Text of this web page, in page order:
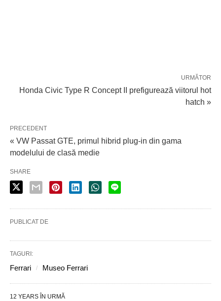
URMĂTOR
Honda Civic Type R Concept II prefigurează viitorul hot
hatch »
PRECEDENT
« VW Passat GTE, primul hibrid plug-in din gama
modelului de clasă medie
SHARE
PUBLICAT DE
TAGURI:
Ferrari Museo Ferrari
12 YEARS ÎN URMĂ